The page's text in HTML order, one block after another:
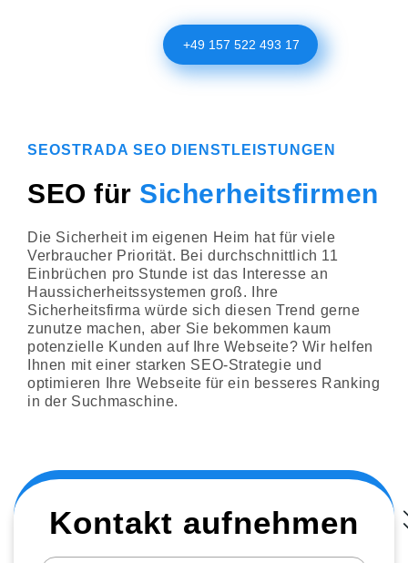
+49 157 522 493 17
SEOSTRADA SEO DIENSTLEISTUNGEN
SEO für Sicherheitsfirmen
Die Sicherheit im eigenen Heim hat für viele
Verbraucher Priorität. Bei durchschnittlich 11
Einbrüchen pro Stunde ist das Interesse an
Haussicherheitssystemen groß. Ihre
Sicherheitsfirma würde sich diesen Trend gerne
zunutze machen, aber Sie bekommen kaum
potenzielle Kunden auf Ihre Webseite? Wir helfen
Ihnen mit einer starken SEO-Strategie und
optimieren Ihre Webseite für ein besseres Ranking
in der Suchmaschine.
Kontakt aufnehmen